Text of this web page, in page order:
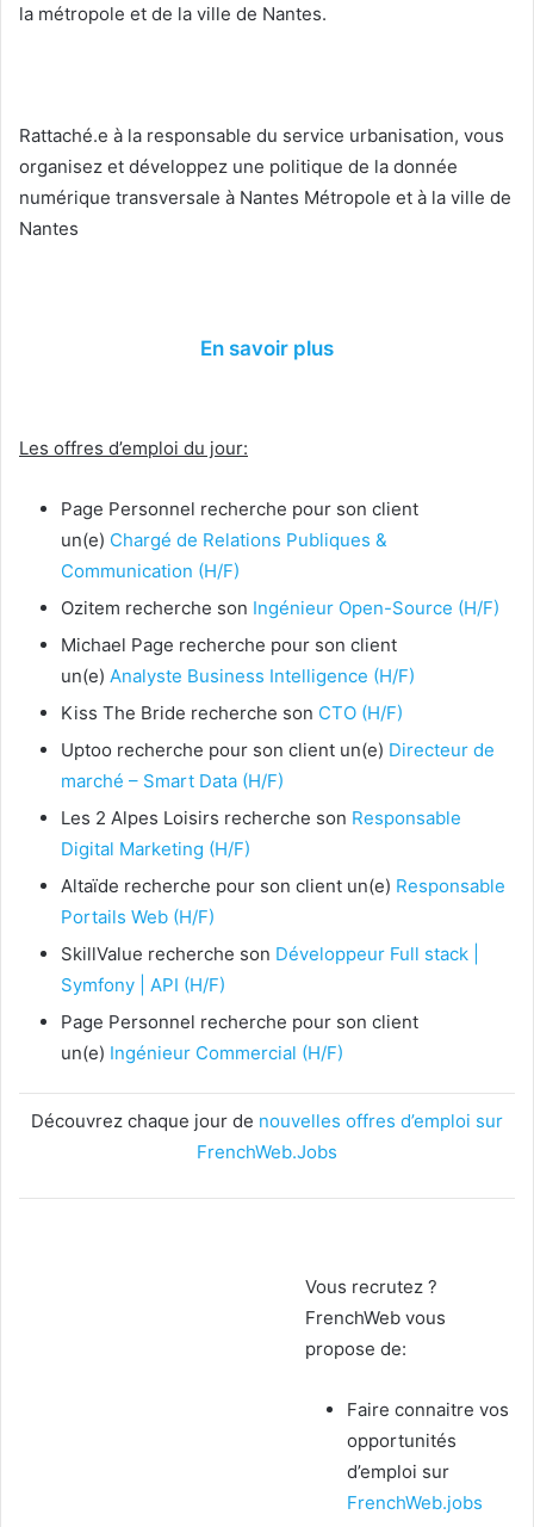
la métropole et de la ville de Nantes.
Rattaché.e à la responsable du service urbanisation, vous
organisez et développez une politique de la donnée
numérique transversale à Nantes Métropole et à la ville de
Nantes
En savoir plus
Les offres d’emploi du jour:
Page Personnel recherche pour son client
un(e) Chargé de Relations Publiques &
Communication (H/F)
Ozitem recherche son Ingénieur Open-Source (H/F)
Michael Page recherche pour son client
un(e) Analyste Business Intelligence (H/F)
Kiss The Bride recherche son CTO (H/F)
Uptoo recherche pour son client un(e) Directeur de
marché – Smart Data (H/F)
Les 2 Alpes Loisirs recherche son Responsable
Digital Marketing (H/F)
Altaïde recherche pour son client un(e) Responsable
Portails Web (H/F)
SkillValue recherche son Développeur Full stack |
Symfony | API (H/F)
Page Personnel recherche pour son client
un(e) Ingénieur Commercial (H/F)
Découvrez chaque jour de nouvelles offres d’emploi sur
FrenchWeb.Jobs
Vous recrutez ?
FrenchWeb vous
propose de:
Faire connaitre vos
opportunités
d’emploi sur
FrenchWeb.jobs